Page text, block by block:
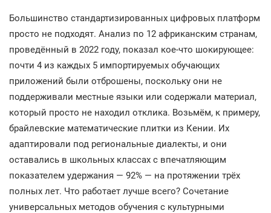
Большинство стандартизированных цифровых платформ
просто не подходят. Анализ по 12 африканским странам,
проведённый в 2022 году, показал кое-что шокирующее:
почти 4 из каждых 5 импортируемых обучающих
приложений были отброшены, поскольку они не
поддерживали местные языки или содержали материал,
который просто не находил отклика. Возьмём, к примеру,
брайлевские математические плитки из Кении. Их
адаптировали под региональные диалекты, и они
оставались в школьных классах с впечатляющим
показателем удержания — 92% — на протяжении трёх
полных лет. Что работает лучше всего? Сочетание
универсальных методов обучения с культурными